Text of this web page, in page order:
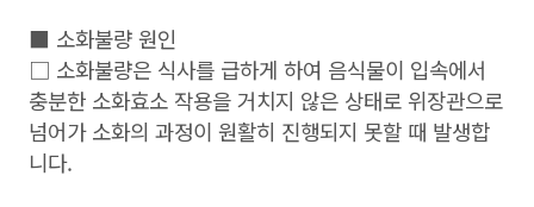
■ 소화불량 원인
□ 소화불량은 식사를 급하게 하여 음식물이 입속에서
충분한 소화효소 작용을 거치지 않은 상태로 위장관으로
넘어가 소화의 과정이 원활히 진행되지 못할 때 발생합
니다.